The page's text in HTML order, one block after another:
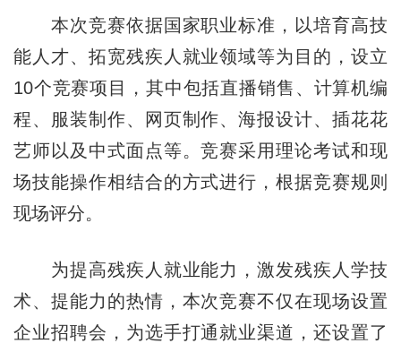
本次竞赛依据国家职业标准，以培育高技
能人才、拓宽残疾人就业领域等为目的，设立
10个竞赛项目，其中包括直播销售、计算机编
程、服装制作、网页制作、海报设计、插花花
艺师以及中式面点等。竞赛采用理论考试和现
场技能操作相结合的方式进行，根据竞赛规则
现场评分。
为提高残疾人就业能力，激发残疾人学技
术、提能力的热情，本次竞赛不仅在现场设置
企业招聘会，为选手打通就业渠道，还设置了